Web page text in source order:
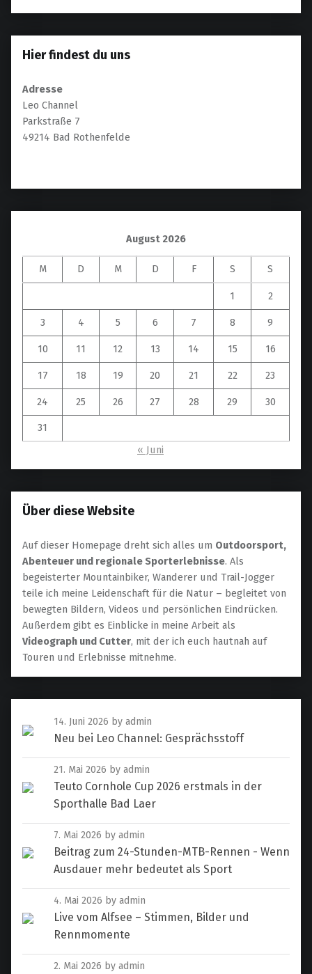
Hier findest du uns
Adresse
Leo Channel
Parkstraße 7
49214 Bad Rothenfelde
August 2026
M D M D F S S
1 2
3 4 5 6 7 8 9
10 11 12 13 14 15 16
17 18 19 20 21 22 23
24 25 26 27 28 29 30
31
« Juni
Über diese Website
Auf dieser Homepage dreht sich alles um Outdoorsport,
Abenteuer und regionale Sporterlebnisse. Als
begeisterter Mountainbiker, Wanderer und Trail-Jogger
teile ich meine Leidenschaft für die Natur – begleitet von
bewegten Bildern, Videos und persönlichen Eindrücken.
Außerdem gibt es Einblicke in meine Arbeit als
Videograph und Cutter, mit der ich euch hautnah auf
Touren und Erlebnisse mitnehme.
14. Juni 2026 by admin
Neu bei Leo Channel: Gesprächsstoff
21. Mai 2026 by admin
Teuto Cornhole Cup 2026 erstmals in der
Sporthalle Bad Laer
7. Mai 2026 by admin
Beitrag zum 24-Stunden-MTB-Rennen - Wenn
Ausdauer mehr bedeutet als Sport
4. Mai 2026 by admin
Live vom Alfsee – Stimmen, Bilder und
Rennmomente
2. Mai 2026 by admin